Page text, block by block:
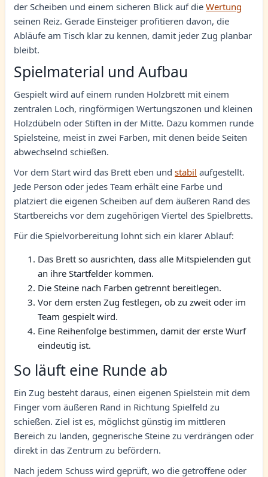
der Scheiben und einem sicheren Blick auf die Wertung
seinen Reiz. Gerade Einsteiger profitieren davon, die
Abläufe am Tisch klar zu kennen, damit jeder Zug planbar
bleibt.
Spielmaterial und Aufbau
Gespielt wird auf einem runden Holzbrett mit einem
zentralen Loch, ringförmigen Wertungszonen und kleinen
Holzdübeln oder Stiften in der Mitte. Dazu kommen runde
Spielsteine, meist in zwei Farben, mit denen beide Seiten
abwechselnd schießen.
Vor dem Start wird das Brett eben und stabil aufgestellt.
Jede Person oder jedes Team erhält eine Farbe und
platziert die eigenen Scheiben auf dem äußeren Rand des
Startbereichs vor dem zugehörigen Viertel des Spielbretts.
Für die Spielvorbereitung lohnt sich ein klarer Ablauf:
Das Brett so ausrichten, dass alle Mitspielenden gut
an ihre Startfelder kommen.
Die Steine nach Farben getrennt bereitlegen.
Vor dem ersten Zug festlegen, ob zu zweit oder im
Team gespielt wird.
Eine Reihenfolge bestimmen, damit der erste Wurf
eindeutig ist.
So läuft eine Runde ab
Ein Zug besteht daraus, einen eigenen Spielstein mit dem
Finger vom äußeren Rand in Richtung Spielfeld zu
schießen. Ziel ist es, möglichst günstig im mittleren
Bereich zu landen, gegnerische Steine zu verdrängen oder
direkt in das Zentrum zu befördern.
Nach jedem Schuss wird geprüft, wo die getroffene oder